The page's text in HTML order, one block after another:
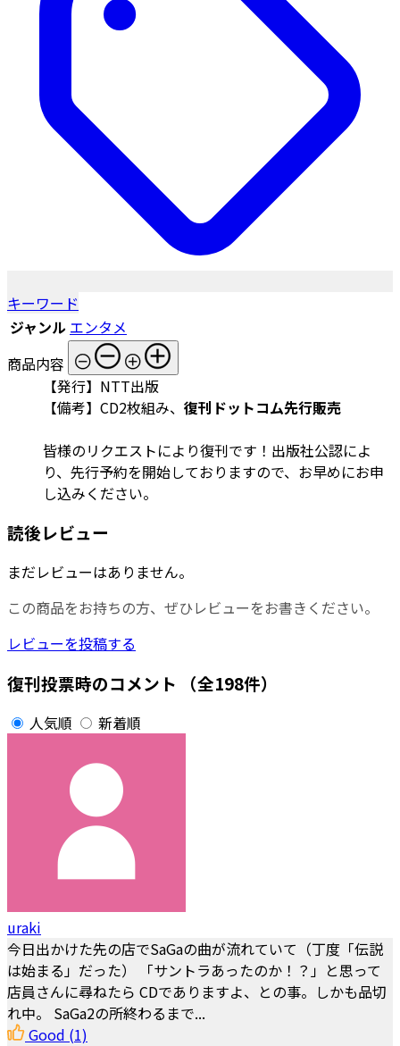
キーワード
ジャンル エンタメ
商品内容
【発行】NTT出版
【備考】CD2枚組み、 復刊ドットコム先行販売
皆様のリクエストにより復刊です！出版社公認によ
り、先行予約を開始しておりますので、お早めにお申
し込みください。
読後レビュー
まだレビューはありません。
この商品をお持ちの方、ぜひレビューをお書きください。
レビューを投稿する
復刊投票時のコメント （全198件）
人気順 新着順
uraki
今日出かけた先の店でSaGaの曲が流れていて（丁度「伝説
は始まる」だった） 「サントラあったのか！？」と思って
店員さんに尋ねたら CDでありますよ、との事。しかも品切
れ中。 SaGa2の所終わるまで...
Good (1)